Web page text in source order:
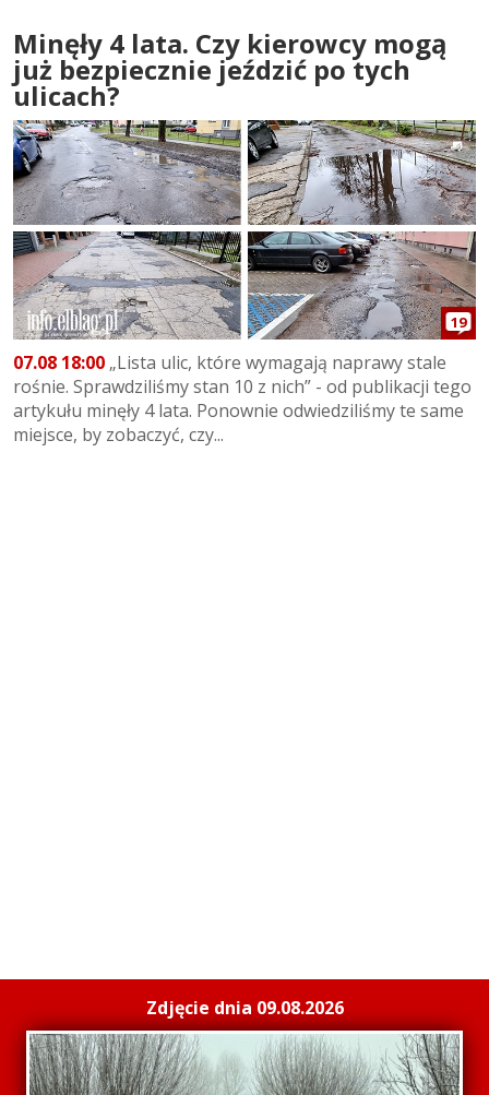
Minęły 4 lata. Czy kierowcy mogą
już bezpiecznie jeździć po tych
ulicach?
19
07.08 18:00 „Lista ulic, które wymagają naprawy stale
rośnie. Sprawdziliśmy stan 10 z nich” - od publikacji tego
artykułu minęły 4 lata. Ponownie odwiedziliśmy te same
miejsce, by zobaczyć, czy...
Zdjęcie dnia 09.08.2026